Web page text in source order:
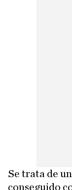
Se trata de
conseguido